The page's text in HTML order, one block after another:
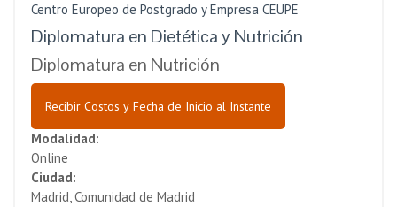
Centro Europeo de Postgrado y Empresa CEUPE
Diplomatura en Dietética y Nutrición
Diplomatura en Nutrición
Recibir Costos y Fecha de Inicio al Instante
Modalidad:
Online
Ciudad:
Madrid, Comunidad de Madrid